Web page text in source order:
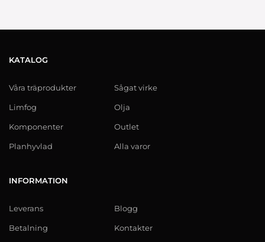
KATALOG
Våra träprodukter
Limfog
Komponenter
Planhyvlad
Sågat virke
Olja
Outlet
Alla varor
INFORMATION
Leverans
Betalning
Blogg
Kontakter